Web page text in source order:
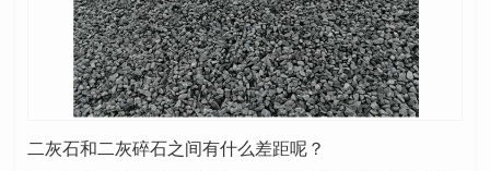
二灰石和二灰碎石之间有什么差距呢？